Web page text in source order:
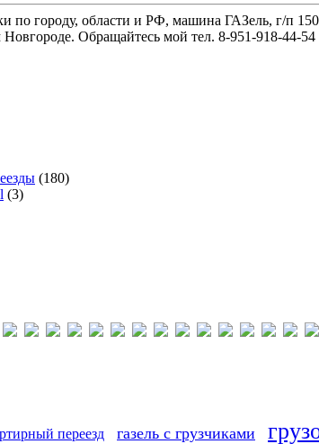
по городу, области и РФ, машина ГАЗель, г/п
Обращайтесь мой тел. 8-951-918-44-54
(180)
(3)
переезд газель с грузчиками